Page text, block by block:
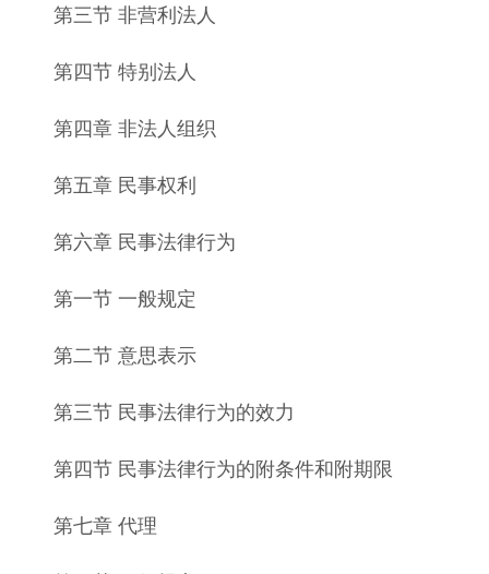
第三节 非营利法人
第四节 特别法人
第四章 非法人组织
第五章 民事权利
第六章 民事法律行为
第一节 一般规定
第二节 意思表示
第三节 民事法律行为的效力
第四节 民事法律行为的附条件和附期限
第七章 代理